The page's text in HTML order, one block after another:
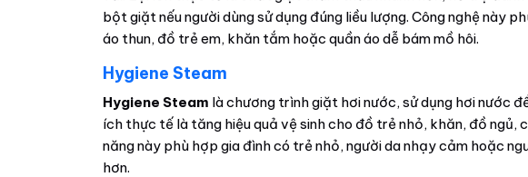
bột giặt nếu người dùng sử dụng đúng liều lượng. Công nghệ này
áo thun, đồ trẻ em, khăn tắm hoặc quần áo dễ bám mồ hôi.
Hygiene Steam
Hygiene Steam là chương trình giặt hơi nước, sử dụng hơi nước
ích thực tế là tăng hiệu quả vệ sinh cho đồ trẻ nhỏ, khăn, đồ ngủ,
năng này phù hợp gia đình có trẻ nhỏ, người da nhạy cảm hoặc
hơn.